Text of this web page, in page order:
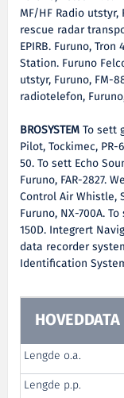
MF/HF Radio utstyr,
rescue radar
EPIRB. Furuno,
Station. Furuno
utstyr, Furuno, FM-
radiotelefon,
BROSYSTEMTo sett
Pilot, Tockimec, PR-
50. To sett Echo
Furuno, FAR-2827.
Control Air Whistle,
Furuno, NX-700A.
150D. Integrert
data recorder
Identification
HOVEDDATA
Lengde o.a.
Lengde p.p.